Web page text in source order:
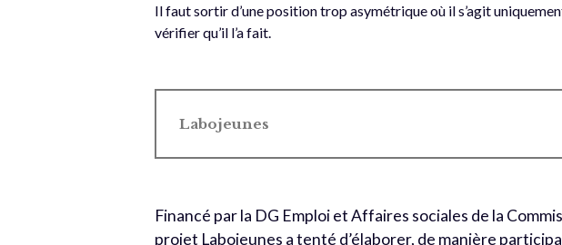
Il faut sortir d’une position trop asymétrique où il s’agit
vérifier qu’il l’a fait.
Labojeunes
Financé par la DG Emploi et Affaires sociales de la
projet Labojeunes a tenté d’élaborer, de manière